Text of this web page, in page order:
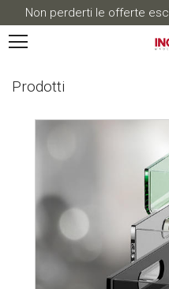
Non perderti le offerte
Prodotti